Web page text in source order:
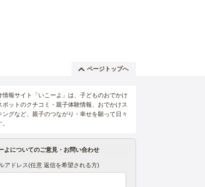
ページトップへ
情報サイト「いこーよ」は、子どものおでかけ
ポットのクチコミ・親子体験情報、おでかけス
ングなど、親子のつながり・幸せを願って日々
よについてのご意見・お問い合わせ
アドレス(任意 返信を希望される方)